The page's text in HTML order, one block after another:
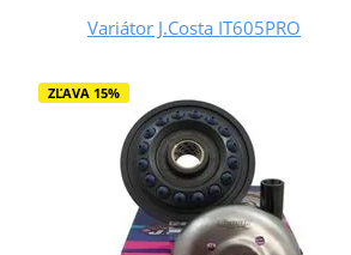
Variátor J.Costa IT605PRO
ZĽAVA 15%